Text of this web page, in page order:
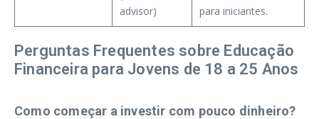
advisor)
para iniciantes.
Perguntas Frequentes sobre Educação
Financeira para Jovens de 18 a 25 Anos
Como começar a investir com pouco dinheiro?